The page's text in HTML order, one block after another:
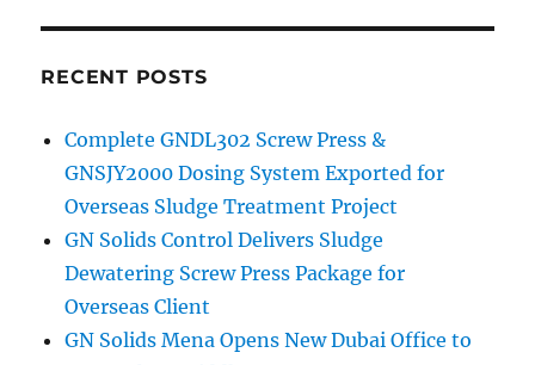
RECENT POSTS
Complete GNDL302 Screw Press &
GNSJY2000 Dosing System Exported for
Overseas Sludge Treatment Project
GN Solids Control Delivers Sludge
Dewatering Screw Press Package for
Overseas Client
GN Solids Mena Opens New Dubai Office to